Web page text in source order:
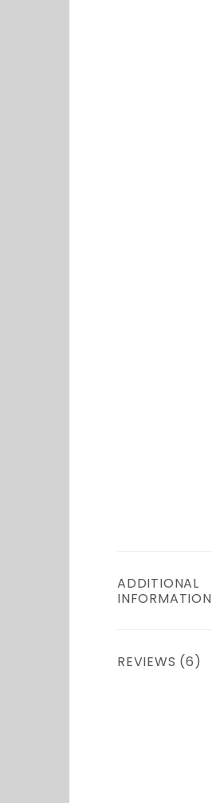
ADDITIONAL
INFORMATION
REVIEWS (6)